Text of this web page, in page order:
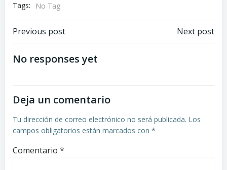
Tags:
No Tag
Navegación
de
Previous post
Navegación
Next post
No responses yet
Deja un comentario
Tu dirección de correo electrónico no será publicada. Los
campos obligatorios están marcados con *
Comentario *